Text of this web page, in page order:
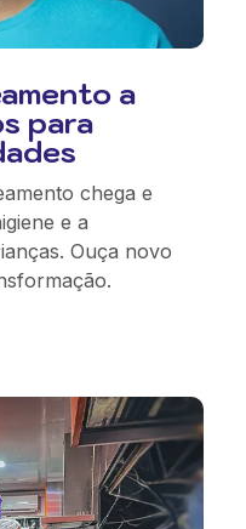
a
para
chega e
e a
Ouça novo